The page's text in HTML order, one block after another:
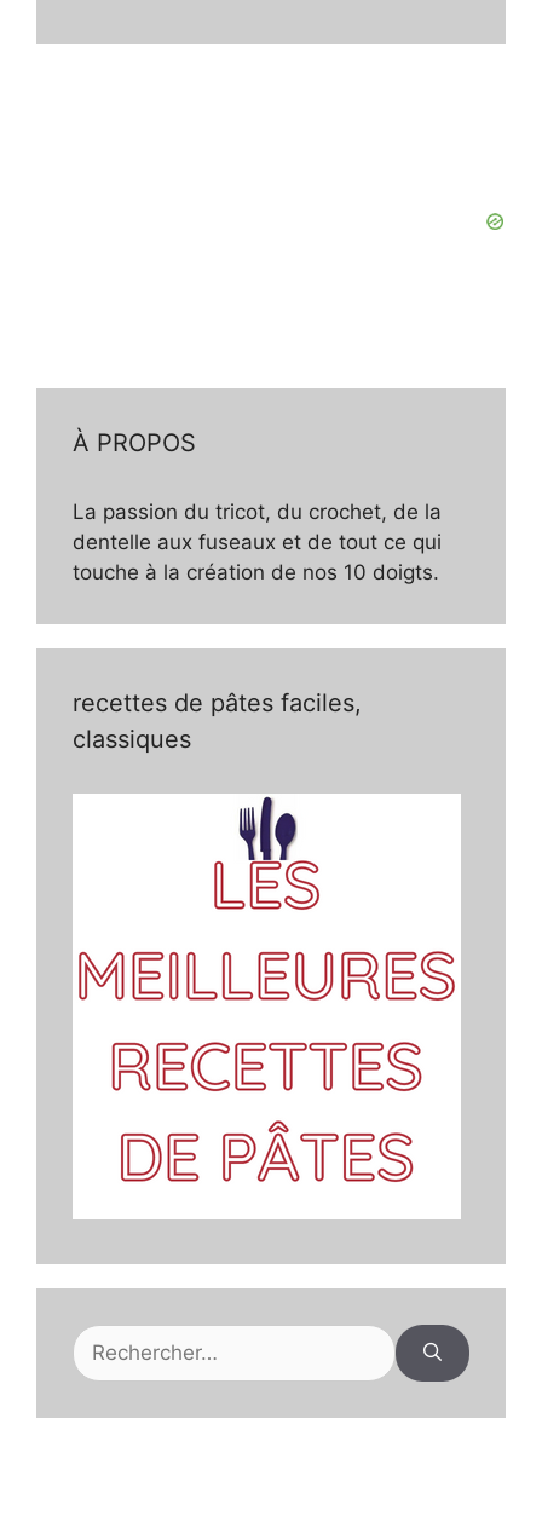
À PROPOS
La passion du tricot, du crochet, de la
dentelle aux fuseaux et de tout ce qui
touche à la création de nos 10 doigts.
recettes de pâtes faciles,
classiques
Rechercher :